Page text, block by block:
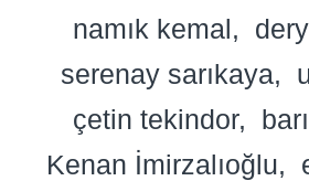
namık kemal
serenay sarıkaya
çetin tekindor
Kenan İmirzalıoğlu